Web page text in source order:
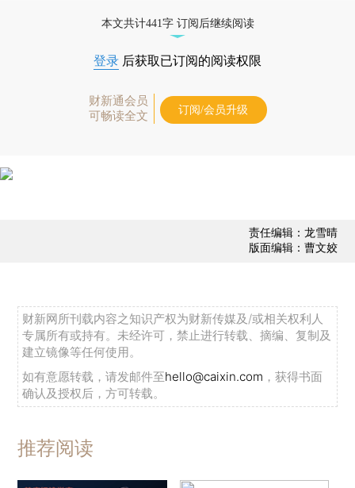
本文共计441字 订阅后继续阅读
登录 后获取已订阅的阅读权限
财新通会员
可畅读全文
订阅/会员升级
责任编辑：龙雪晴
版面编辑：曹文姣
财新网所刊载内容之知识产权为财新传媒及/或相关权利人
专属所有或持有。未经许可，禁止进行转载、摘编、复制及
建立镜像等任何使用。
如有意愿转载，请发邮件至hello@caixin.com ，获得书面
确认及授权后，方可转载。
推荐阅读